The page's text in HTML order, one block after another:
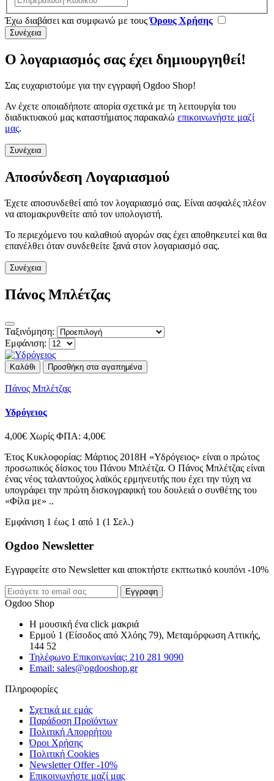
Έχω διαβάσει και συμφωνώ με τουςΌρους Χρήσης
Ο λογαριασμός σας έχει δημιουργηθεί!
Σας ευχαριστούμε για την εγγραφή Ogdoo Shop!
Αν έχετε οποιαδήποτε απορία σχετικά με τη λειτουργία του
διαδικτυακού μας καταστήματος παρακαλώ επικοινωνήστε μαζί
μας.
Συνέχεια
Αποσύνδεση Λογαριασμού
Έχετε αποσυνδεθεί από τον λογαριασμό σας. Είναι ασφαλές πλέον
να απομακρυνθείτε από τον υπολογιστή.
Το περιεχόμενο του καλαθιού αγορών σας έχει αποθηκευτεί και θα
επανέλθει όταν συνδεθείτε ξανά στον λογαριασμό σας.
Συνέχεια
Πάνος Μπλέτζας
Ταξινόμηση:
Εμφάνιση:
Καλάθι Προσθήκη στα αγαπημένα
Πάνος Μπλέτζας
Υδρόγειος
4,00€ Χωρίς ΦΠΑ: 4,00€
Έτος Κυκλοφορίας: Μάρτιος 2018Η «Υδρόγειος» είναι ο πρώτος
προσωπικός δίσκος του Πάνου Μπλέτζα. Ο Πάνος Μπλέτζας είναι
ένας νέος ταλαντούχος λαϊκός ερμηνευτής που έχει την τύχη να
υπογράφει την πρώτη δισκογραφική του δουλειά ο συνθέτης του
«Φίλα με» ..
Εμφάνιση 1 έως 1 από 1 (1 Σελ.)
Ogdoo Newsletter
Εγγραφείτε στο Newsletter και αποκτήστε εκπτωτικό κουπόνι -10%
Εγγραφη
Ogdoo Shop
Η μουσική ένα click μακριά
Ερμού 1 (Είσοδος από Χλόης 79), Μεταμόρφωση Αττικής,
144 52
Τηλέφωνο Επικοινωνίας: 210 281 9090
Email: sales@ogdooshop.gr
Πληροφορίες
Σχετικά με εμάς
Παράδοση Προϊόντων
Πολιτική Απορρήτου
Όροι Χρήσης
Πολιτική Cookies
Newsletter Offer -10%
Επικοινωνήστε μαζί μας